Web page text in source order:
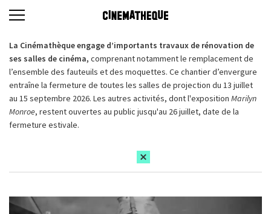
La Cinémathèque engage d’importants travaux de rénovation de
ses salles de cinéma, comprenant notamment le remplacement de
l’ensemble des fauteuils et des moquettes. Ce chantier d’envergure
entraîne la fermeture de toutes les salles de projection du 13 juillet
au 15 septembre 2026. Les autres activités, dont l'exposition Marilyn
Monroe, restent ouvertes au public jusqu'au 26 juillet, date de la
fermeture estivale.